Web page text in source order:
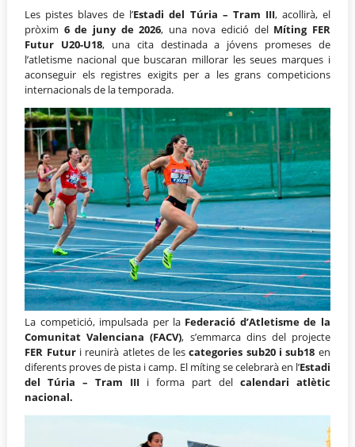
Les pistes blaves de l’Estadi del Túria – Tram III, acollirà, el
pròxim 6 de juny de 2026, una nova edició del Míting FER
Futur U20-U18, una cita destinada a jóvens promeses de
l’atletisme nacional que buscaran millorar les seues marques i
aconseguir els registres exigits per a les grans competicions
internacionals de la temporada.
La competició, impulsada per la Federació d’Atletisme de la
Comunitat Valenciana (FACV), s’emmarca dins del projecte
FER Futuri reunirà atletes de lescategories sub20 i sub18 en
diferents proves de pista i camp. El míting se celebrarà en l’Estadi
del Túria – Tram III i forma part del calendari atlètic
nacional.